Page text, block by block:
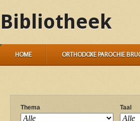
Bibliotheek
HOME ORTHODOXE PAROCHIE
Thema Taal